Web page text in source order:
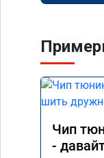
Чип
-